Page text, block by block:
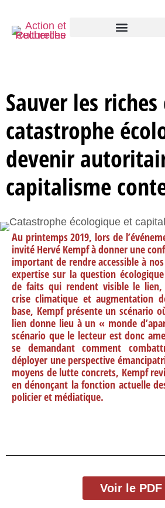
Sauver les
catastrophe
devenir
capitalisme
Au printemps 2019, lors de
invité Hervé Kempf à donner une
important de rendre accessible à
expertise sur la question
de faits qui rendent visible le lien,
crise climatique et augmentation
base, Kempf présente un scénario
lien donne lieu à un « monde
scénario que le lecteur est donc
se demandant comment
déployer une perspective
moyens de lutte concrets, Kempf
en dénonçant la fonction actuelle
policier et médiatique.
Voir le PDF